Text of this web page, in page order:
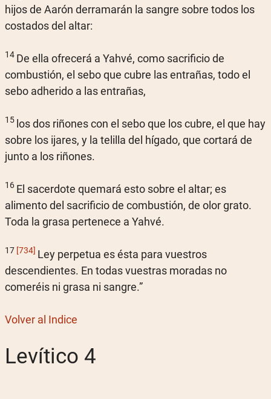
hijos de Aarón derramarán la sangre sobre todos los
costados del altar:
14 De ella ofrecerá a Yahvé, como sacrificio de
combustión, el sebo que cubre las entrañas, todo el
sebo adherido a las entrañas,
15 los dos riñones con el sebo que los cubre, el que hay
sobre los ijares, y la telilla del hígado, que cortará de
junto a los riñones.
16 El sacerdote quemará esto sobre el altar; es
alimento del sacrificio de combustión, de olor grato.
Toda la grasa pertenece a Yahvé.
17 [734] Ley perpetua es ésta para vuestros
descendientes. En todas vuestras moradas no
comeréis ni grasa ni sangre.”
Volver al Indice
Levítico 4